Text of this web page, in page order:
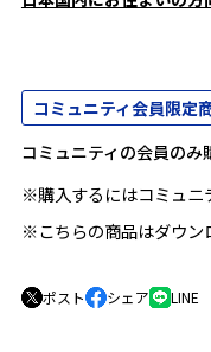
コミュニティ会員限定
コミュニティの会員のみ
※購入するにはコミュニ
※こちらの商品はダウン
ポスト シェア LINE